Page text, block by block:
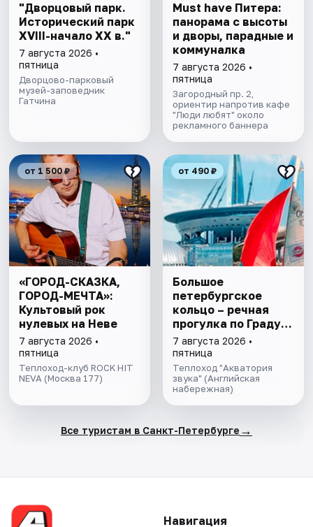
"Дворцовый парк.
Исторический парк
XVIII-начало XX в."
7 августа 2026 •
пятница
Дворцово-парковый
музей-заповедник
Гатчина
Must have Питера:
панорама с высоты
и дворы, парадные и
коммуналка
7 августа 2026 •
пятница
Загородный пр. 2,
ориентир напротив кафе
"Люди любят" около
рекламного баннера
от 1 500 ₽
«ГОРОД-СКАЗКА,
ГОРОД-МЕЧТА»:
Культовый рок
нулевых на Неве
7 августа 2026 •
пятница
Теплоход-клуб ROCK HIT
NEVA (Москва 177)
от 490 ₽
Большое
петербургское
кольцо – речная
прогулка пo Граду
на Неве с
авторской
экскурсией и живой
музыкой в тёплом
салоне теплохода
7 августа 2026 •
пятница
Теплоход "Акватория
звука" (Английская
набережная)
Все туристам в Санкт-Петербурге →
Навигация